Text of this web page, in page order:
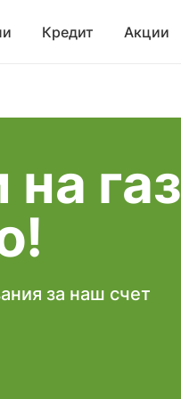
Кредит Акции
газ
за наш счет